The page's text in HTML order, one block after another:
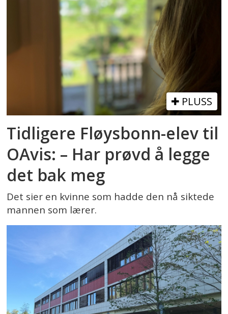
PLUSS
Tidligere Fløysbonn-elev til
OAvis: – Har prøvd å legge
det bak meg
Det sier en kvinne som hadde den nå siktede
mannen som lærer.